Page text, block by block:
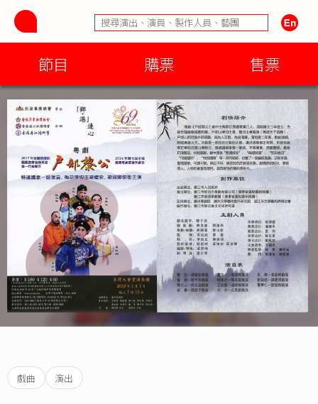
節目 購票 售票
戲曲 演出